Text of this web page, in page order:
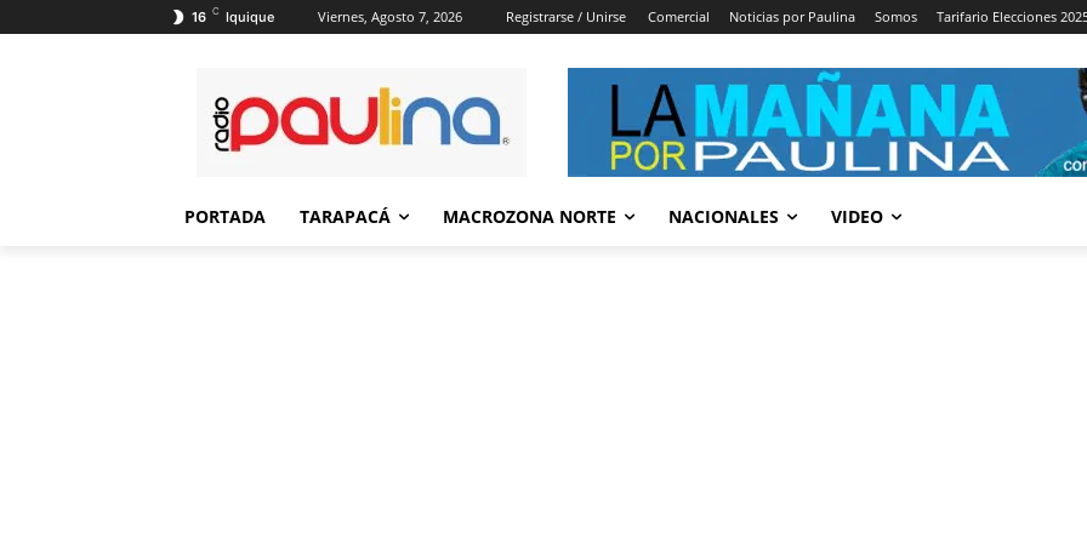
16 C Iquique Viernes, Agosto 7, 2026 Registrarse / Unirse Comercial Noticias por Paulina Somos Tarifario Elecciones
PORTADA TARAPACÁ MACROZONA NORTE NACIONALES VIDEO